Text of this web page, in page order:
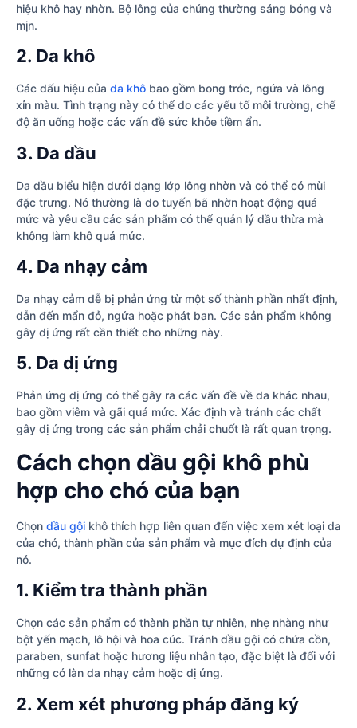
hiệu khô hay nhờn. Bộ lông của chúng thường sáng bóng và
mịn.
2. Da khô
Các dấu hiệu của da khô bao gồm bong tróc, ngứa và lông
xỉn màu. Tình trạng này có thể do các yếu tố môi trường, chế
độ ăn uống hoặc các vấn đề sức khỏe tiềm ẩn.
3. Da dầu
Da dầu biểu hiện dưới dạng lớp lông nhờn và có thể có mùi
đặc trưng. Nó thường là do tuyến bã nhờn hoạt động quá
mức và yêu cầu các sản phẩm có thể quản lý dầu thừa mà
không làm khô quá mức.
4. Da nhạy cảm
Da nhạy cảm dễ bị phản ứng từ một số thành phần nhất định,
dẫn đến mẩn đỏ, ngứa hoặc phát ban. Các sản phẩm không
gây dị ứng rất cần thiết cho những này.
5. Da dị ứng
Phản ứng dị ứng có thể gây ra các vấn đề về da khác nhau,
bao gồm viêm và gãi quá mức. Xác định và tránh các chất
gây dị ứng trong các sản phẩm chải chuốt là rất quan trọng.
Cách chọn dầu gội khô phù
hợp cho chó của bạn
Chọn dầu gội khô thích hợp liên quan đến việc xem xét loại da
của chó, thành phần của sản phẩm và mục đích dự định của
nó.
1. Kiểm tra thành phần
Chọn các sản phẩm có thành phần tự nhiên, nhẹ nhàng như
bột yến mạch, lô hội và hoa cúc. Tránh dầu gội có chứa cồn,
paraben, sunfat hoặc hương liệu nhân tạo, đặc biệt là đối với
những có làn da nhạy cảm hoặc dị ứng.
2. Xem xét phương pháp đăng ký